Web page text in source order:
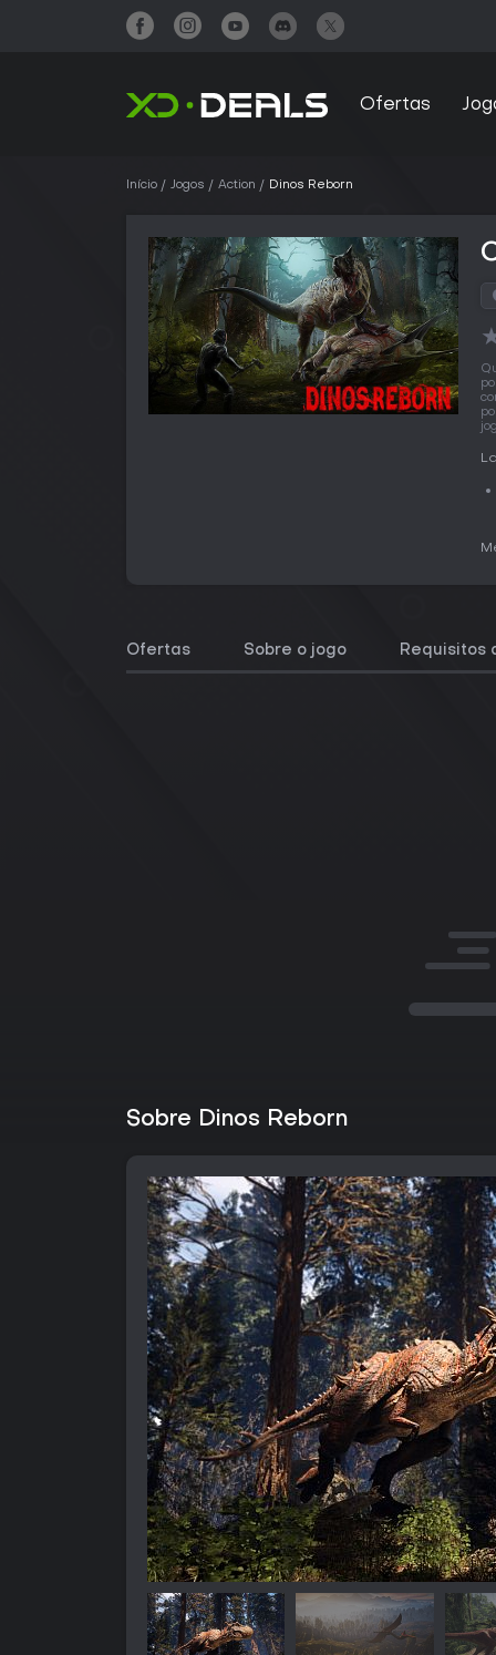
Ofertas
Início Jogos Action Dinos Reborn
Ofertas Sobre o jogo Requisitos
Sobre Dinos Reborn